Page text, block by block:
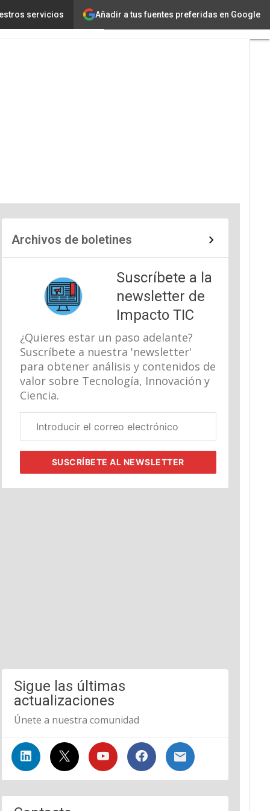
Añadir a tus fuentes preferidas en Google
servicios
Archivos de boletines
Suscríbete a la
newsletter de
Impacto TIC
¿Quieres estar un paso adelante?
Suscríbete a nuestra 'newsletter'
para obtener análisis y contenidos de
valor sobre Tecnología, Innovación y
Ciencia.
electrónico
SUSCRÍBETEAL NEWSLETTER
Sigue las últimas
actualizaciones
Únete a nuestra comunidad